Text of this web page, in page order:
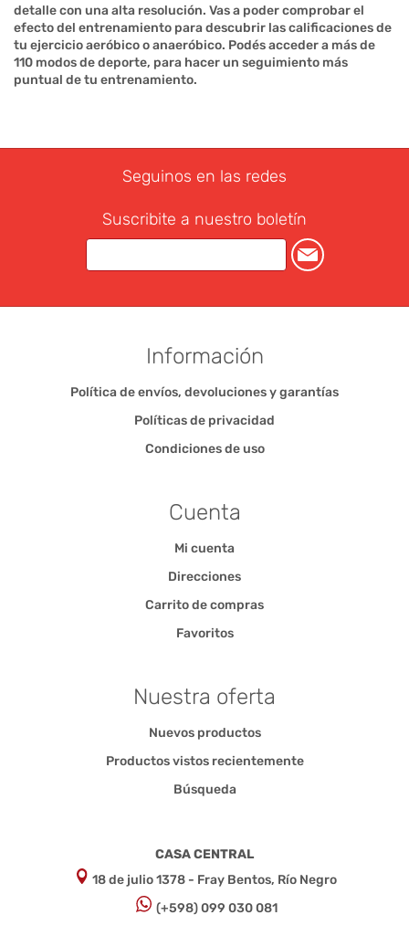
detalle con una alta resolución. Vas a poder comprobar el
efecto del entrenamiento para descubrir las calificaciones de
tu ejercicio aeróbico o anaeróbico. Podés acceder a más de
110 modos de deporte, para hacer un seguimiento más
puntual de tu entrenamiento.
Seguinos en las redes
Suscribite a nuestro boletín
Información
Política de envíos, devoluciones y garantías
Políticas de privacidad
Condiciones de uso
Cuenta
Mi cuenta
Direcciones
Carrito de compras
Favoritos
Nuestra oferta
Nuevos productos
Productos vistos recientemente
Búsqueda
CASA CENTRAL
18 de julio 1378 - Fray Bentos, Río Negro
(+598) 099 030 081